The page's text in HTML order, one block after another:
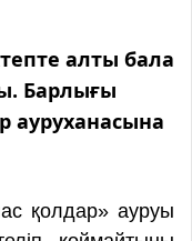
алты бала
Барлығы
ауруханасына
қолдар» ауруы